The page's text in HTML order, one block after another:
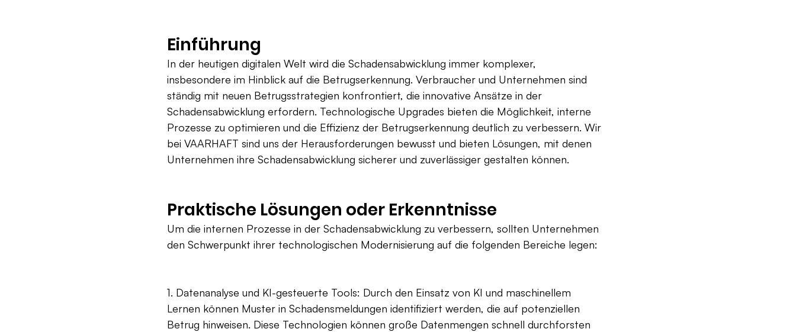
Einführung
In der heutigen digitalen Welt wird die Schadensabwicklung immer komplexer,
insbesondere im Hinblick auf die Betrugserkennung. Verbraucher und Unternehmen sind
ständig mit neuen Betrugsstrategien konfrontiert, die innovative Ansätze in der
Schadensabwicklung erfordern. Technologische Upgrades bieten die Möglichkeit, interne
Prozesse zu optimieren und die Effizienz der Betrugserkennung deutlich zu verbessern. Wir
bei VAARHAFT sind uns der Herausforderungen bewusst und bieten Lösungen, mit denen
Unternehmen ihre Schadensabwicklung sicherer und zuverlässiger gestalten können.
Praktische Lösungen oder Erkenntnisse
Um die internen Prozesse in der Schadensabwicklung zu verbessern, sollten Unternehmen
den Schwerpunkt ihrer technologischen Modernisierung auf die folgenden Bereiche legen:
1. Datenanalyse und KI-gesteuerte Tools: Durch den Einsatz von KI und maschinellem
Lernen können Muster in Schadensmeldungen identifiziert werden, die auf potenziellen
Betrug hinweisen. Diese Technologien können große Datenmengen schnell durchforsten